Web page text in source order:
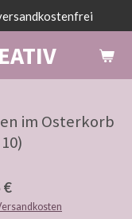
im Osterkorb
€